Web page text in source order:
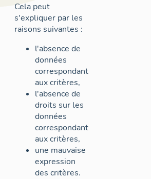
Cela peut
s'expliquer par les
raisons suivantes :
l'absence de
données
correspondant
aux critères,
l'absence de
droits sur les
données
correspondant
aux critères,
une mauvaise
expression
des critères.